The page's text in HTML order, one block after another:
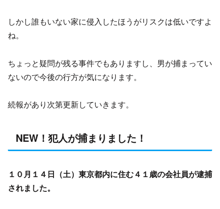
しかし誰もいない家に侵入したほうがリスクは低いですよ
ね。
ちょっと疑問が残る事件でもありますし、男が捕まってい
ないので今後の行方が気になります。
続報があり次第更新していきます。
NEW！犯人が捕まりました！
１０月１４日（土）東京都内に住む４１歳の会社員が逮捕
されました。